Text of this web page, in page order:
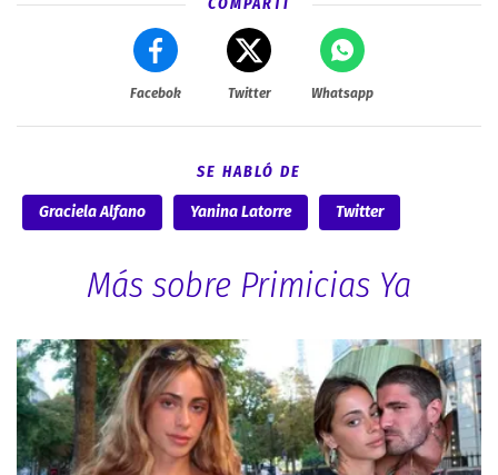
Facebok Twitter Whatsapp
SE HABLÓ DE
Graciela Alfano Yanina Latorre Twitter
Más sobre Primicias Ya